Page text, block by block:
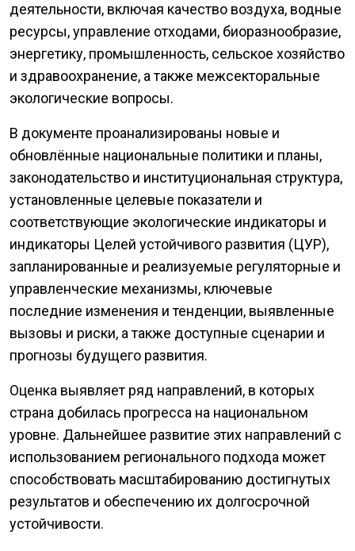
деятельности, включая качество воздуха, водные
ресурсы, управление отходами, биоразнообразие,
энергетику, промышленность, сельское хозяйство
и здравоохранение, а также межсекторальные
экологические вопросы.
В документе проанализированы новые и
обновлённые национальные политики и планы,
законодательство и институциональная структура,
установленные целевые показатели и
соответствующие экологические индикаторы и
индикаторы Целей устойчивого развития (ЦУР),
запланированные и реализуемые регуляторные и
управленческие механизмы, ключевые
последние изменения и тенденции, выявленные
вызовы и риски, а также доступные сценарии и
прогнозы будущего развития.
Оценка выявляет ряд направлений, в которых
страна добилась прогресса на национальном
уровне. Дальнейшее развитие этих направлений с
использованием регионального подхода может
способствовать масштабированию достигнутых
результатов и обеспечению их долгосрочной
устойчивости.